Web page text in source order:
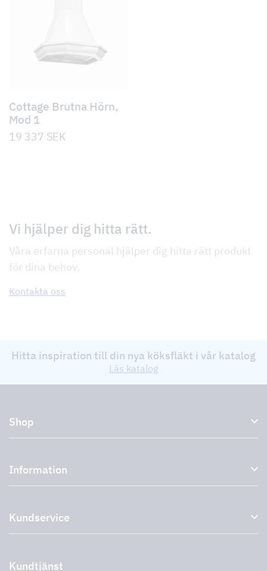
Cottage Brutna Hörn,
Mod 1
19 337 SEK
Vi hjälper dig hitta rätt.
Våra erfarna personal hjälper dig hitta rätt produkt
för dina behov.
Kontakta oss
Hitta inspiration till din nya köksfläkt i vår katalog
Läs katalog
Shop
Externa fläktar
Plasmafilter
Outlet
Storköksprodukter PRO
Information
Miljö
Support och service
Cookies
Kundservice
Retur av produkt
Kundtjänst